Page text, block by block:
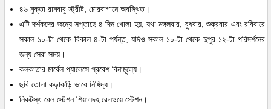
৪৬ মুক্তা রামবাবু স্ট্রীট, চোরবাগানে অবস্থিত।
এটি দর্শকদের জন্যে সপ্তাহে ৪ দিন খোলা হয়, যথা মঙ্গলবার, বুধবার, শুক্রবার এবং রবিবারে
সকাল ১০-টা থেকে বিকাল ৪-টা পর্যন্ত, যদিও সকাল ১০-টা থেকে দুপুর ১২-টা পরিদর্শনের
জন্য সেরা সময়।
কলকাতার মার্বেল প্যালেসে প্রবেশ বিনামূল্যে।
ছবি তোলা কড়াকড়ি ভাবে নিষিদ্ধ।
নিকটস্থ রেল স্টেশন শিয়ালদহ রেলওয়ে স্টেশন।